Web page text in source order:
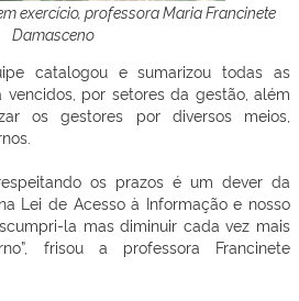
exercício, professora Maria Francinete
Damasceno
catalogou e sumarizou todas as
por setores da gestão, além
os gestores por diversos meios,
os prazos é um dever da
Lei de Acesso à Informação e nosso
la mas diminuir cada vez mais
frisou a professora Francinete